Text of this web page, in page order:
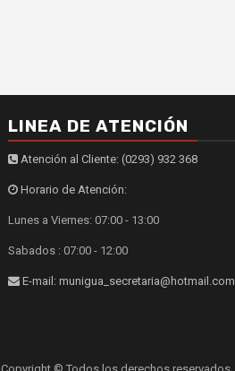
LINEA DE ATENCIÓN
Atención al Cliente: (0293) 932 368
Horario de Atención:
Lunes a Viernes: 07:00 - 13:00
Sabados : 07:00 - 12:00
E-mail: munigua_secretaria@hotmail.com